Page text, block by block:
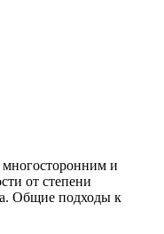
многосторонним и
от степени
Общие подходы к